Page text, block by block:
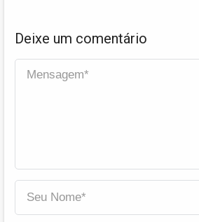
Deixe um comentário